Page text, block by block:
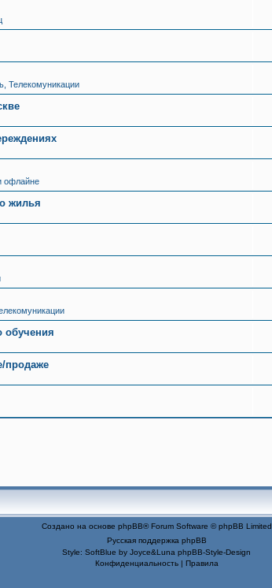
Телекомуникации
офлайне
жилья
обучения
продаже
Создано на основе phpBB® Forum Software © phpBB Limited
Русская поддержка phpBB
Style: SoftBlue by Joyce&Luna phpBB-Style-Design
Конфиденциальность| Правила